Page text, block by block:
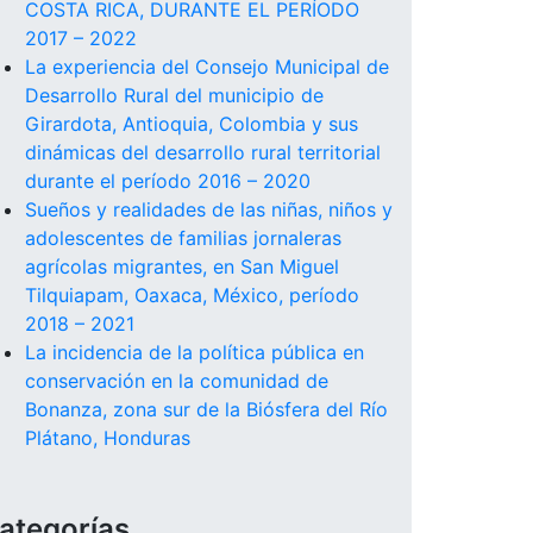
COSTA RICA, DURANTE EL PERÍODO
2017 – 2022
La experiencia del Consejo Municipal de
Desarrollo Rural del municipio de
Girardota, Antioquia, Colombia y sus
dinámicas del desarrollo rural territorial
durante el período 2016 – 2020
Sueños y realidades de las niñas, niños y
adolescentes de familias jornaleras
agrícolas migrantes, en San Miguel
Tilquiapam, Oaxaca, México, período
2018 – 2021
La incidencia de la política pública en
conservación en la comunidad de
Bonanza, zona sur de la Biósfera del Río
Plátano, Honduras